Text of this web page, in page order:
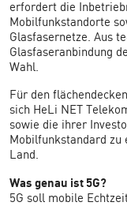
erfordert die
Mobilfunkstandorte
Glasfasernetze. Aus
Glasfaseranbindung
Wahl.
Für den
sich HeLi NET
sowie die ihrer
Mobilfunkstandard zu
Land.
Was genau ist 5G?
5G soll mobile